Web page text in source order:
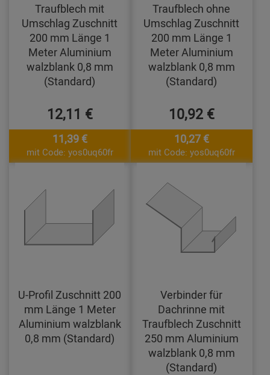
Traufblech mit
Umschlag Zuschnitt
200 mm Länge 1
Meter Aluminium
walzblank 0,8 mm
(Standard)
12,11 €
11,39 €
mit Code: yos0uq60fr
Traufblech ohne
Umschlag Zuschnitt
200 mm Länge 1
Meter Aluminium
walzblank 0,8 mm
(Standard)
10,92 €
10,27 €
mit Code: yos0uq60fr
U-Profil Zuschnitt 200
mm Länge 1 Meter
Aluminium walzblank
0,8 mm (Standard)
Verbinder für
Dachrinne mit
Traufblech Zuschnitt
250 mm Aluminium
walzblank 0,8 mm
(Standard)